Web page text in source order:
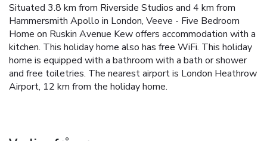
Situated 3.8 km from Riverside Studios and 4 km from
Hammersmith Apollo in London, Veeve - Five Bedroom
Home on Ruskin Avenue Kew offers accommodation with a
kitchen. This holiday home also has free WiFi. This holiday
home is equipped with a bathroom with a bath or shower
and free toiletries. The nearest airport is London Heathrow
Airport, 12 km from the holiday home.